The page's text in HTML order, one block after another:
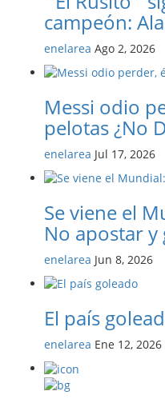
campeón:
enelarea Ago 2, 2026
Messi odio
pelotas ¿No
enelarea Jul 17, 2026
Se viene el
No apostar y
enelarea Jun 8, 2026
El país
enelarea Ene 12, 2026